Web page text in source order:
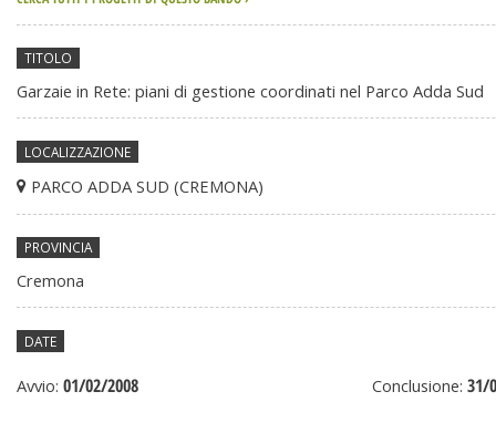
TITOLO
Garzaie in Rete: piani di gestione coordinati nel Parco Adda Sud
LOCALIZZAZIONE
PARCO ADDA SUD (CREMONA)
PROVINCIA
Cremona
DATE
Avvio: 01/02/2008 Conclusione: 31/